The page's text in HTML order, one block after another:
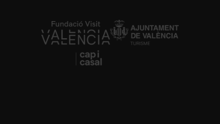
https://fundacion.visitvalencia.com/